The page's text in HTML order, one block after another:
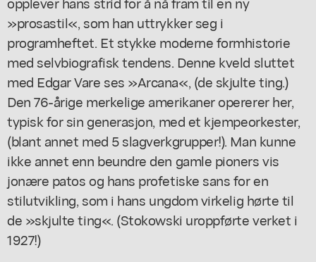
»prosastil«, som han uttrykker seg i
programheftet. Et stykke moderne formhistorie
med selvbiografisk tendens. Denne kveld sluttet
med Edgar Vare ses »Arcana«, (de skjulte ting.)
Den 76-årige merkelige amerikaner opererer her,
typisk for sin generasjon, med et kjempeorkester,
(blant annet med 5 slagverkgrupper!). Man kunne
ikke annet enn beundre den gamle pioners vis
jonære patos og hans profetiske sans for en
stilutvikling, som i hans ungdom virkelig hørte til
de »skjulte ting«. (Stokowski uroppførte verket i
1927!)